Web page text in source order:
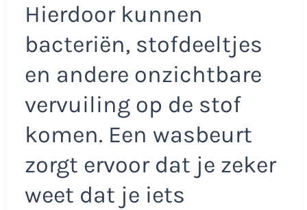
Hierdoor kunnen
bacteriën, stofdeeltjes
en andere onzichtbare
vervuiling op de stof
komen. Een wasbeurt
zorgt ervoor dat je zeker
weet dat je iets